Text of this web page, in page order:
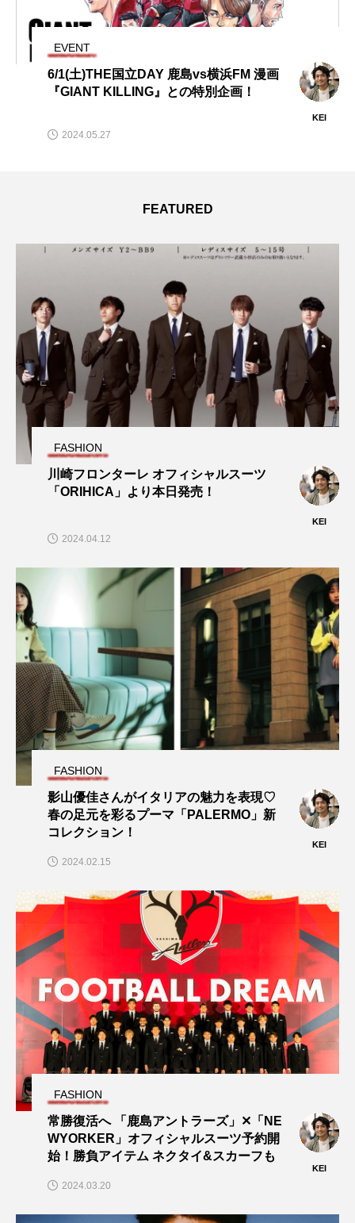
いよいよ今週末！3.31(sun)「2024 FOOT
BALL DREAM PROJECT」開催 @レモ
FEATURED
FASHION
川崎フロンターレ オフィシャルスーツ
「ORIHICA」より本日発売！
KEI
2024.04.12
FASHION
影山優佳さんがイタリアの魅力を表現♡
春の足元を彩るプーマ「PALERMO」新
コレクション！
KEI
2024.02.15
FASHION
常勝復活へ 「鹿島アントラーズ」✕「NE
WYORKER」オフィシャルスーツ予約開
始！勝負アイテム ネクタイ&スカーフも
KEI
2024.03.20